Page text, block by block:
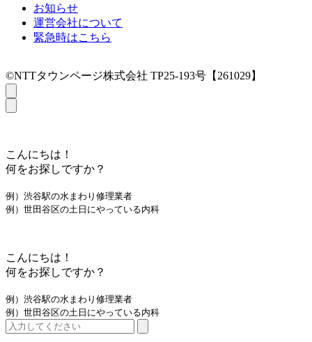
お知らせ
運営会社について
緊急時はこちら
©NTTタウンページ株式会社 TP25-193号【261029】
こんにちは！
何をお探しですか？
例）渋谷駅の水まわり修理業者
例）世田谷区の土日にやっている内科
こんにちは！
何をお探しですか？
例）渋谷駅の水まわり修理業者
例）世田谷区の土日にやっている内科